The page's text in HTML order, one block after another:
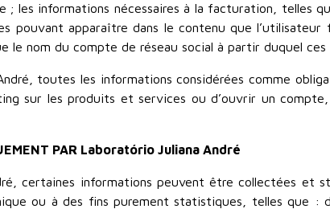
les informations nécessaires à la facturation, telles
pouvant apparaître dans le contenu que
le nom du compte de réseau social à partir duquel
toutes les informations considérées comme
sur les produits et services ou d’ouvrir un
PAR Laboratório Juliana André
certaines informations peuvent être collectées et
ou à des fins purement statistiques, telles que :